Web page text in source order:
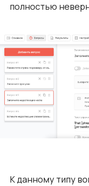
полностью
К данному типу